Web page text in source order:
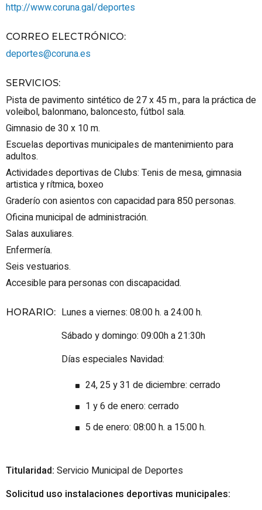
http://www.coruna.gal/deportes
CORREO ELECTRÓNICO:
deportes@coruna.es
SERVICIOS:
Pista de pavimento sintético de 27 x 45 m., para la práctica de
voleibol, balonmano, baloncesto, fútbol sala.
Gimnasio de 30 x 10 m.
Escuelas deportivas municipales de mantenimiento para
adultos.
Actividades deportivas de Clubs: Tenis de mesa, gimnasia
artistica y rítmica, boxeo
Graderío con asientos con capacidad para 850 personas.
Oficina municipal de administración.
Salas auxuliares.
Enfermería.
Seis vestuarios.
Accesible para personas con discapacidad.
HORARIO: Lunes a viernes: 08:00 h. a 24:00 h.
Sábado y domingo: 09:00h a 21:30h
Días especiales Navidad:
24, 25 y 31 de diciembre: cerrado
1 y 6 de enero: cerrado
5 de enero: 08:00 h. a 15:00 h.
Titularidad: Servicio Municipal de Deportes
Solicitud uso instalaciones deportivas municipales: